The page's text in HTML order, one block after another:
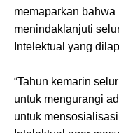
memaparkan
menindaklanjuti
Intelektual yang
“Tahun kemarin
untuk mengurangi
untuk